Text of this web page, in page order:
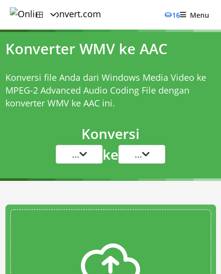
16 Menu
Konverter WMV ke AAC
Konversi file Anda dari Windows Media Video ke
MPEG-2 Advanced Audio Coding File dengan
konverter WMV ke AACini.
Konversi
... ke ...